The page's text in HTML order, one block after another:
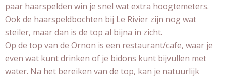
paar haarspelden win je snel wat extra hoogtemeters.
Ook de haarspeldbochten bij Le Rivier zijn nog wat
steiler, maar dan is de top al bijna in zicht.
Op de top van de Ornon is een restaurant/cafe, waar je
even wat kunt drinken of je bidons kunt bijvullen met
water. Na het bereiken van de top, kan je natuurlijk